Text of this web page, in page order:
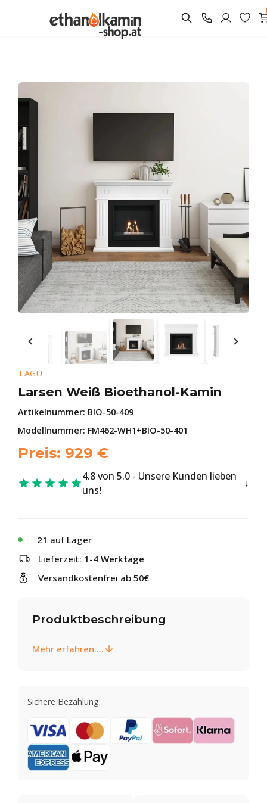
TAGU
Larsen Weiß Bioethanol-Kamin
Artikelnummer: BIO-50-409
Modellnummer: FM462-WH1+BIO-50-401
Preis: 929 €
4.8 von 5.0 - Unsere Kunden lieben
uns!
21 auf Lager
Lieferzeit: 1-4 Werktage
Versandkostenfrei ab 50€
Produktbeschreibung
Mehr erfahren....
Sichere Bezahlung: